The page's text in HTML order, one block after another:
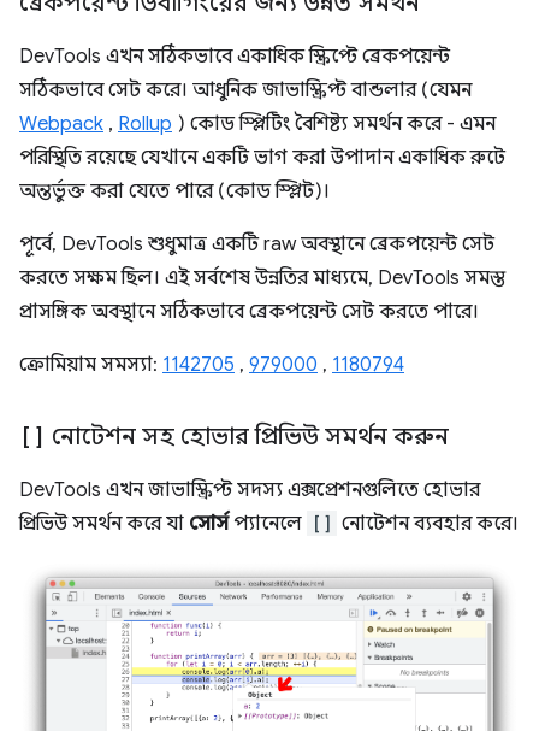
DevTools এখন সঠিকভাবে একাধিক স্ক্রিপ্টে ব্রেকপয়েন্ট
সঠিকভাবে সেট করে। আধুনিক জাভাস্ক্রিপ্ট বান্ডলার (যেমন
Webpack , Rollup ) কোড স্প্লিটিং বৈশিষ্ট্য সমর্থন করে - এমন
পরিস্থিতি রয়েছে যেখানে একটি ভাগ করা উপাদান একাধিক রুটে
অন্তর্ভুক্ত করা যেতে পারে (কোড স্প্লিট)।
পূর্বে, DevTools শুধুমাত্র একটি raw অবস্থানে ব্রেকপয়েন্ট সেট
করতে সক্ষম ছিল। এই সর্বশেষ উন্নতির মাধ্যমে, DevTools সমস্ত
প্রাসঙ্গিক অবস্থানে সঠিকভাবে ব্রেকপয়েন্ট সেট করতে পারে।
ক্রোমিয়াম সমস্যা: 1142705 , 979000 , 1180794
[] নোটেশন সহ হোভার প্রিভিউ সমর্থন করুন
DevTools এখন জাভাস্ক্রিপ্ট সদস্য এক্সপ্রেশনগুলিতে হোভার
প্রিভিউ সমর্থন করে যা সোর্সপ্যানেলে [] নোটেশন ব্যবহার করে।